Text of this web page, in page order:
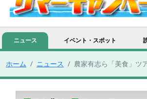
ニュース イベント・スポット
ホーム ニュース 農家有志ら「美食」ツ